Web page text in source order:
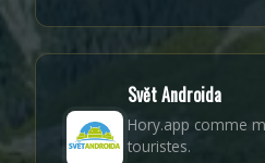
Svět Androida
Hory.app comme
touristes.